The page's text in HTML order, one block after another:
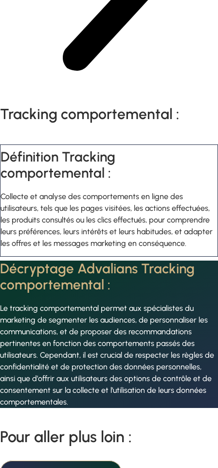
Tracking comportemental :
Définition Tracking
comportemental :
Collecte et analyse des comportements en ligne des
utilisateurs, tels que les pages visitées, les actions effectuées,
les produits consultés ou les clics effectués, pour comprendre
leurs préférences, leurs intérêts et leurs habitudes, et adapter
les offres et les messages marketing en conséquence.
Décryptage Advalians Tracking
comportemental :
Le tracking comportemental permet aux spécialistes du
marketing de segmenter les audiences, de personnaliser les
communications, et de proposer des recommandations
pertinentes en fonction des comportements passés des
utilisateurs. Cependant, il est crucial de respecter les règles de
confidentialité et de protection des données personnelles,
ainsi que d’offrir aux utilisateurs des options de contrôle et de
consentement sur la collecte et l’utilisation de leurs données
comportementales.
Pour aller plus loin :